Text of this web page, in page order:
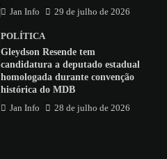
Jan Info 29 de julho de 2026
POLÍTICA
Gleydson Resende tem
candidatura a deputado estadual
homologada durante convenção
histórica do MDB
Jan Info 28 de julho de 2026